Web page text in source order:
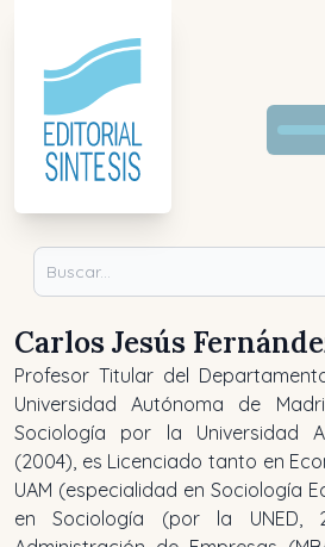
Carlos Jesús
Profesor Titular del
Universidad Autónoma de
Sociología por la Universidad
(2004), es Licenciado tanto en
UAM (especialidad en Sociología
en Sociología (por la UNED,